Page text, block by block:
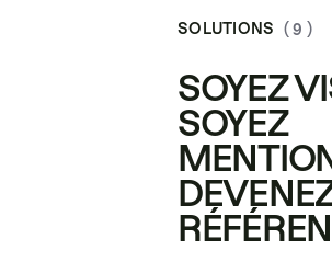
SOLUTIONS ( 9 )
SOYEZ
SOYEZ